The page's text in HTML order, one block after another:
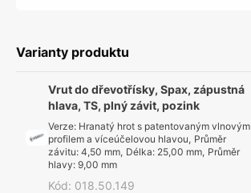
Varianty produktu
Vrut do dřevotřísky, Spax, zápustná
hlava, TS, plný závit, pozink
Verze: Hranatý hrot s patentovaným vlnovým
profilem a víceúčelovou hlavou, Průměr
závitu:4,50 mm, Délka: 25,00 mm, Průměr
hlavy:9,00 mm
Kód: 018.50.149